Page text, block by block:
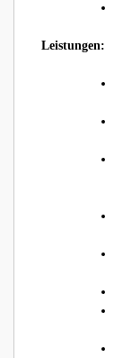
Leistungen: